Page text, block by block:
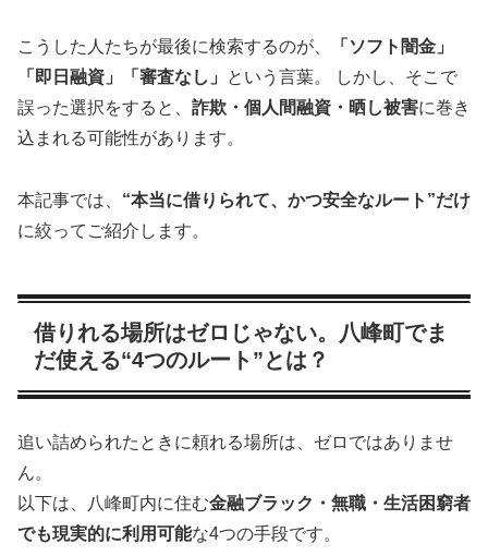
こうした人たちが最後に検索するのが、
「ソフト闇金」
「即日融資」「審査なし」
という言葉。 しかし、そこで
誤った選択をすると、 詐欺・個人間融資・晒し被害に巻き
込まれる可能性があります。
本記事では、 “本当に借りられて、かつ安全なルート”だけ
に絞ってご紹介します。
借りれる場所はゼロじゃない。八峰町でま
だ使える“4つのルート”とは？
追い詰められたときに頼れる場所は、ゼロではありませ
ん。
以下は、八峰町内に住む金融ブラック・無職・生活困窮者
でも現実的に利用可能な4つの手段です。